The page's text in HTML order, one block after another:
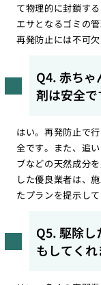
て物理的に封鎖す
エサとなるゴミの
再発防止には不可欠
Q4. 赤ちゃ
剤は安全で
はい。再発防止で
全です。また、追
ブなどの天然成分
した優良業者は、
たプランを提示して
Q5. 駆除し
もしてくれ